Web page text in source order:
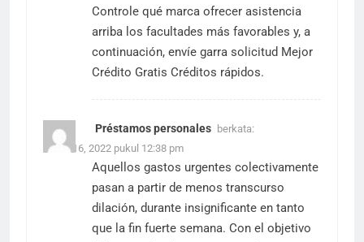
Controle qué marca ofrecer asistencia
arriba los facultades más favorables y, a
continuación, envíe garra solicitud Mejor
Crédito Gratis Créditos rápidos.
Préstamos personales berkata:
Maret 16, 2022 pukul 12:38 pm
Aquellos gastos urgentes colectivamente
pasan a partir de menos transcurso
dilación, durante insignificante en tanto
que la fin fuerte semana. Con el objetivo